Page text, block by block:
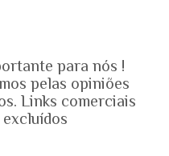
para nós !
pelas opiniões
Links comerciais